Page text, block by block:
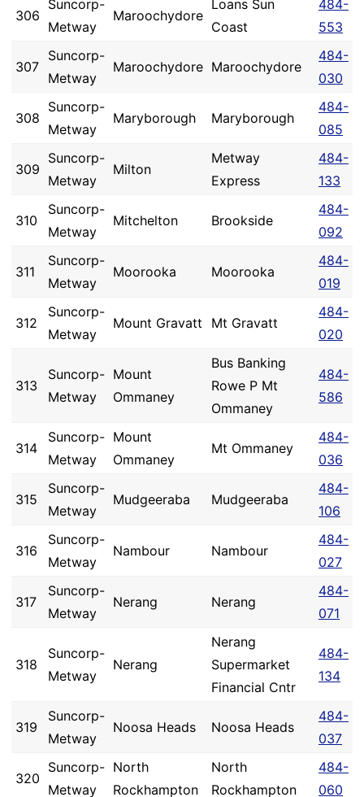
306
Suncorp-
Metway
Maroochydore
Loans Sun
Coast
484-
553
307
Suncorp-
Metway
Maroochydore Maroochydore
484-
030
308
Suncorp-
Metway
Maryborough Maryborough
484-
085
309
Suncorp-
Metway
Milton
Metway
Express
484-
133
310
Suncorp-
Metway
Mitchelton Brookside
484-
092
311
Suncorp-
Metway
Moorooka Moorooka
484-
019
312
Suncorp-
Metway
Mount Gravatt Mt Gravatt
484-
020
313
Suncorp-
Metway
Mount
Ommaney
Bus Banking
Rowe P Mt
Ommaney
484-
586
314
Suncorp-
Metway
Mount
Ommaney
Mt Ommaney
484-
036
315
Suncorp-
Metway
Mudgeeraba Mudgeeraba
484-
106
316
Suncorp-
Metway
Nambour Nambour
484-
027
317
Suncorp-
Metway
Nerang Nerang
484-
071
318
Suncorp-
Metway
Nerang
Nerang
Supermarket
Financial Cntr
484-
134
319
Suncorp-
Metway
Noosa Heads Noosa Heads
484-
037
320
Suncorp-
Metway
North
Rockhampton
North
Rockhampton
484-
060